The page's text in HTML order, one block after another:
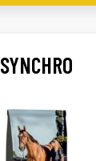
SYNCHRO